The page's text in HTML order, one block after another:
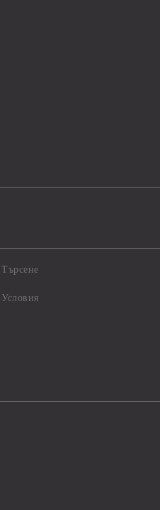
Търсене
Условия